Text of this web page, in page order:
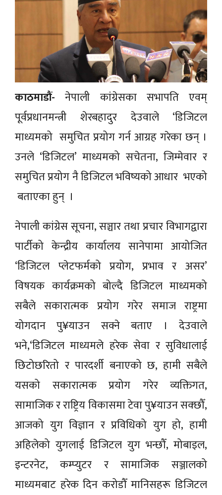
काठमाडौं- नेपाली कांग्रेसका सभापति एवम्
पूर्वप्रधानमन्त्री शेरबहादुर देउवाले ‘डिजिटल
माध्यमको समुचित प्रयोग गर्न आग्रह गरेका छन् ।
उनले ‘डिजिटल’ माध्यमको सचेतना, जिम्मेवार र
समुचित प्रयोग नै डिजिटल भविष्यको आधार भएको
बताएका हुन् ।
नेपाली कांग्रेस सूचना, सञ्चार तथा प्रचार विभागद्वारा
पार्टीको केन्द्रीय कार्यालय सानेपामा आयोजित
‘डिजिटल प्लेटफर्मको प्रयोग, प्रभाव र असर’
विषयक कार्यक्रमको बोल्दै डिजिटल माध्यमको
सबैले सकारात्मक प्रयोग गरेर समाज राष्ट्रमा
योगदान पु¥याउन सक्ने बताए । देउवाले
भने,‘डिजिटल माध्यमले हरेक सेवा र सुविधालाई
छिटोछरितो र पारदर्शी बनाएको छ, हामी सबैले
यसको सकारात्मक प्रयोग गरेर व्यक्तिगत,
सामाजिक र राष्ट्रिय विकासमा टेवा पु¥याउन सक्छौँ,
आजको युग विज्ञान र प्रविधिको युग हो, हामी
अहिलेको युगलाई डिजिटल युग भन्छौँ, मोबाइल,
इन्टरनेट, कम्प्युटर र सामाजिक सञ्जालको
माध्यमबाट हरेक दिन करोडौँ मानिसहरू डिजिटल